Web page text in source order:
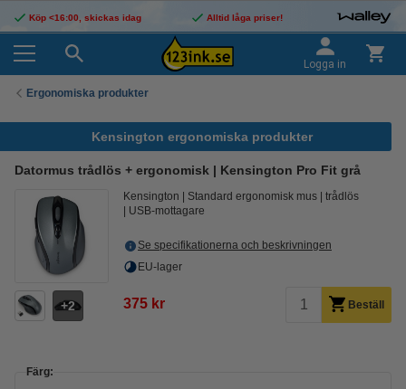
Köp <16:00, skickas idag Alltid låga priser!
Logga in
Ergonomiska produkter
Kensington ergonomiska produkter
Datormus trådlös + ergonomisk | Kensington Pro Fit grå
2
Kensington Standard ergonomisk mus
trådlös
USB-mottagare
Se specifikationerna och beskrivningen
EU-lager
375 kr Beställ
Färg: